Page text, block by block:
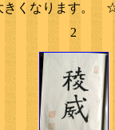
きくなります。
2